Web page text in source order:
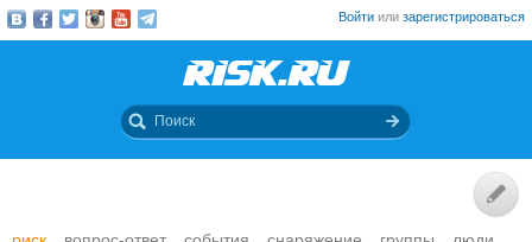
Войти или зарегистрироваться